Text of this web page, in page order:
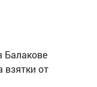
Балакове
взятки от